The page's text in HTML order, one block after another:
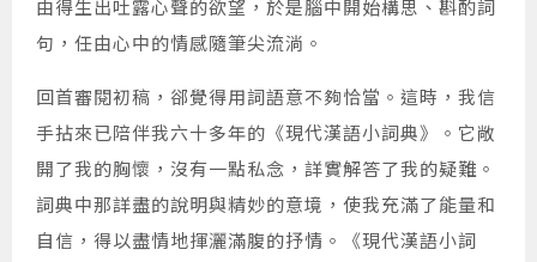
由得生出吐露心聲的欲望，於是腦中開始構思、斟酌詞
句，任由心中的情感隨筆尖流淌。
回首審閱初稿，郤覺得用詞語意不夠恰當。這時，我信
手拈來已陪伴我六十多年的《現代漢語小詞典》。它敞
開了我的胸懷，沒有一點私念，詳實解答了我的疑難。
詞典中那詳盡的說明與精妙的意境，使我充滿了能量和
自信，得以盡情地揮灑滿腹的抒情。《現代漢語小詞